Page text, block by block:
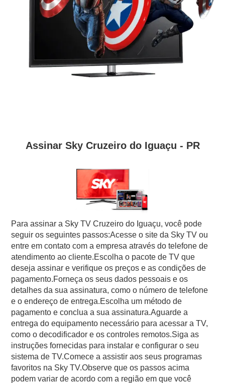
Assinar Sky Cruzeiro do Iguaçu - PR
Para assinar a Sky TV Cruzeiro do Iguaçu, você pode
seguir os seguintes passos:Acesse o site da Sky TV ou
entre em contato com a empresa através do telefone de
atendimento ao cliente.Escolha o pacote de TV que
deseja assinar e verifique os preços e as condições de
pagamento.Forneça os seus dados pessoais e os
detalhes da sua assinatura, como o número de telefone
e o endereço de entrega.Escolha um método de
pagamento e conclua a sua assinatura.Aguarde a
entrega do equipamento necessário para acessar a TV,
como o decodificador e os controles remotos.Siga as
instruções fornecidas para instalar e configurar o seu
sistema de TV.Comece a assistir aos seus programas
favoritos na Sky TV.Observe que os passos acima
podem variar de acordo com a região em que você